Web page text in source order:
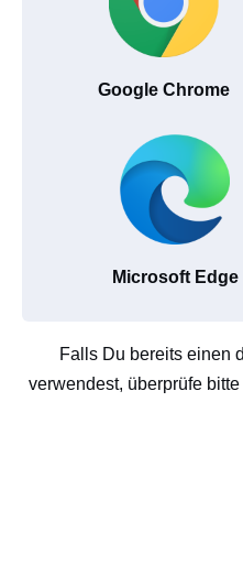
Google Chrome
Microsoft Edge
Falls Du bereits einen
verwendest, überprüfe